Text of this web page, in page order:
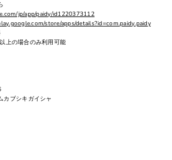
jp/app/paidy/id1220373112
store/apps/details?id=com.paidy.paidy
上の場合のみ利用可能
カブシキガイシャ